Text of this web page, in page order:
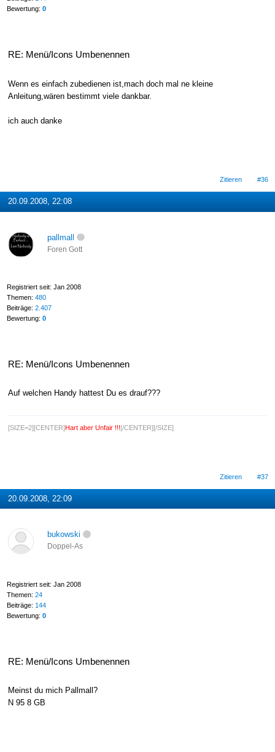
Bewertung: 0
RE: Menü/Icons Umbenennen
Wenn es einfach zubedienen ist,mach doch mal ne kleine
Anleitung,wären bestimmt viele dankbar.
ich auch danke
Zitieren #36
20.09.2008, 22:08
pallmall
Foren Gott
Registriert seit: Jan 2008
Themen: 480
Beiträge: 2.407
Bewertung: 0
RE: Menü/Icons Umbenennen
Auf welchen Handy hattest Du es drauf???
[SIZE=2][CENTER]Hart aber Unfair !!![/CENTER][/SIZE]
Zitieren #37
20.09.2008, 22:09
bukowski
Doppel-As
Registriert seit: Jan 2008
Themen: 24
Beiträge: 144
Bewertung: 0
RE: Menü/Icons Umbenennen
Meinst du mich Pallmall?
N 95 8 GB